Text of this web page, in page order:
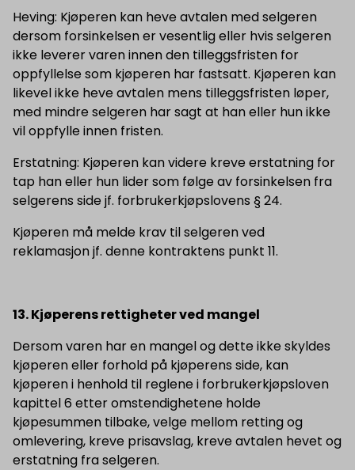
Heving: Kjøperen kan heve avtalen med selgeren
dersom forsinkelsen er vesentlig eller hvis selgeren
ikke leverer varen innen den tilleggsfristen for
oppfyllelse som kjøperen har fastsatt. Kjøperen kan
likevel ikke heve avtalen mens tilleggsfristen løper,
med mindre selgeren har sagt at han eller hun ikke
vil oppfylle innen fristen.
Erstatning: Kjøperen kan videre kreve erstatning for
tap han eller hun lider som følge av forsinkelsen fra
selgerens side jf. forbrukerkjøpslovens § 24.
Kjøperen må melde krav til selgeren ved
reklamasjon jf. denne kontraktens punkt 11.
13. Kjøperens rettigheter ved mangel
Dersom varen har en mangel og dette ikke skyldes
kjøperen eller forhold på kjøperens side, kan
kjøperen i henhold til reglene i forbrukerkjøpsloven
kapittel 6 etter omstendighetene holde
kjøpesummen tilbake, velge mellom retting og
omlevering, kreve prisavslag, kreve avtalen hevet og
erstatning fra selgeren.